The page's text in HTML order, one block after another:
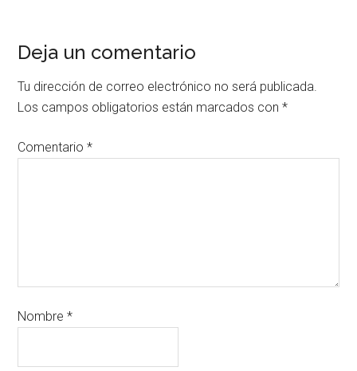
Deja un comentario
Tu dirección de correo electrónico no será publicada.
Los campos obligatorios están marcados con*
Comentario*
Nombre*